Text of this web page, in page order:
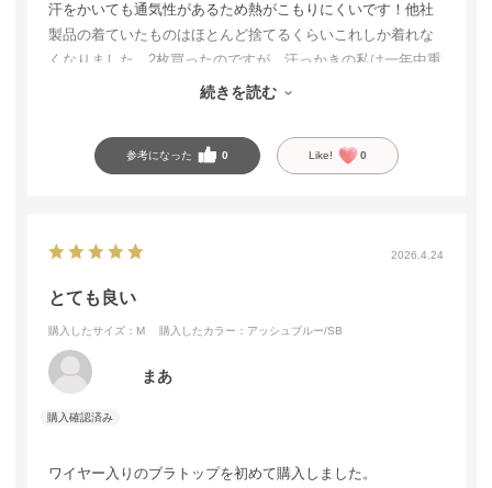
汗をかいても通気性があるため熱がこもりにくいです！他社
製品の着ていたものはほとんど捨てるくらいこれしか着れな
くなりました。2枚買ったのですが、汗っかきの私は一年中重
宝できるのでもう1枚買いました！胸元のあいた服もデコルテ
続きを読む
参考になった 0 Like! 0
2026.4.24
とても良い
購入したサイズ：M 購入したカラー：アッシュブルー/SB
まあ
ワイヤー入りのブラトップを初めて購入しました。